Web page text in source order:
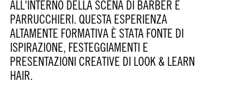
ALL'INTERNO DELLA SCENA DI BARBER E
PARRUCCHIERI. QUESTA ESPERIENZA
ALTAMENTE FORMATIVA È STATA FONTE DI
ISPIRAZIONE, FESTEGGIAMENTI E
PRESENTAZIONI CREATIVE DI LOOK & LEARN
HAIR.